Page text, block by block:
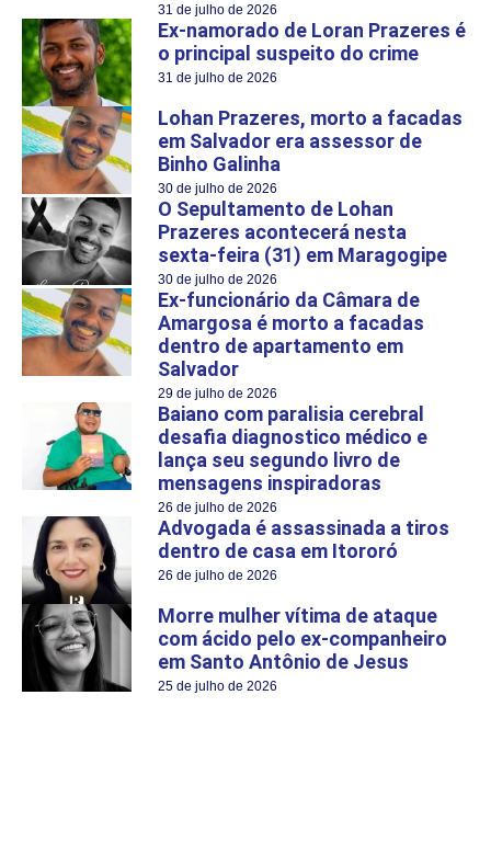
31 de julho de 2026
Ex-namorado de Loran Prazeres é
o principal suspeito do crime
31 de julho de 2026
Lohan Prazeres, morto a facadas
em Salvador era assessor de
Binho Galinha
30 de julho de 2026
O Sepultamento de Lohan
Prazeres acontecerá nesta
sexta-feira (31) em Maragogipe
30 de julho de 2026
Ex-funcionário da Câmara de
Amargosa é morto a facadas
dentro de apartamento em
Salvador
29 de julho de 2026
Baiano com paralisia cerebral
desafia diagnostico médico e
lança seu segundo livro de
mensagens inspiradoras
26 de julho de 2026
Advogada é assassinada a tiros
dentro de casa em Itororó
26 de julho de 2026
Morre mulher vítima de ataque
com ácido pelo ex-companheiro
em Santo Antônio de Jesus
25 de julho de 2026